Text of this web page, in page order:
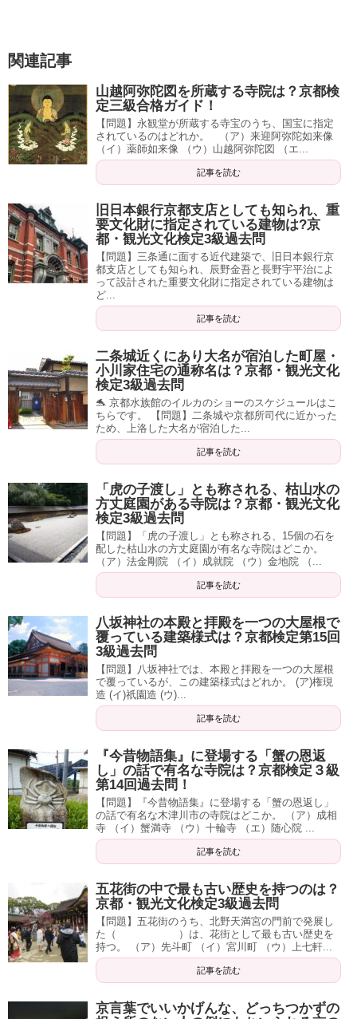
関連記事
山越阿弥陀図を所蔵する寺院は？京都検
定三級合格ガイド！
【問題】永観堂が所蔵する寺宝のうち、国宝に指定
されているのはどれか。 （ア）来迎阿弥陀如来像
（イ）薬師如来像 （ウ）山越阿弥陀図 （エ...
記事を読む
旧日本銀行京都支店としても知られ、重
要文化財に指定されている建物は?京
都・観光文化検定3級過去問
【問題】三条通に面する近代建築で、旧日本銀行京
都支店としても知られ、辰野金吾と長野宇平治によ
って設計された重要文化財に指定されている建物は
ど...
記事を読む
二条城近くにあり大名が宿泊した町屋・
小川家住宅の通称名は？京都・観光文化
検定3級過去問
🐬 京都水族館のイルカのショーのスケジュールはこ
ちらです。 【問題】二条城や京都所司代に近かった
ため、上洛した大名が宿泊した...
記事を読む
「虎の子渡し」とも称される、枯山水の
方丈庭園がある寺院は？京都・観光文化
検定3級過去問
【問題】「虎の子渡し」とも称される、15個の石を
配した枯山水の方丈庭園が有名な寺院はどこか。
（ア）法金剛院 （イ）成就院 （ウ）金地院 （...
記事を読む
八坂神社の本殿と拝殿を一つの大屋根で
覆っている建築様式は？京都検定第15回
3級過去問
【問題】八坂神社では、本殿と拝殿を一つの大屋根
で覆っているが、この建築様式はどれか。 (ア)権現
造 (イ)祇園造 (ウ)...
記事を読む
『今昔物語集』に登場する「蟹の恩返
し」の話で有名な寺院は？京都検定３級
第14回過去問！
【問題】『今昔物語集』に登場する「蟹の恩返し」
の話で有名な木津川市の寺院はどこか。 （ア）成相
寺 （イ）蟹満寺 （ウ）十輪寺 （エ）随心院 ...
記事を読む
五花街の中で最も古い歴史を持つのは？
京都・観光文化検定3級過去問
【問題】五花街のうち、北野天満宮の門前で発展し
た（ ）は、花街として最も古い歴史を
持つ。 （ア）先斗町 （イ）宮川町 （ウ）上七軒...
記事を読む
京言葉でいいかげんな、どっちつかずの